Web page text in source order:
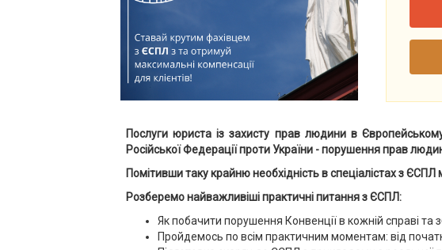
Послуги юриста із захисту прав людини в
Російської Федерації проти України - порушення прав
Помітивши таку крайню необхідність в спеціалістах з
Розберемо найважливіші практичні питання з ЄСПЛ:
Як побачити порушення Конвенції в кожній справі та
Пройдемось по всім практичним моментам: від